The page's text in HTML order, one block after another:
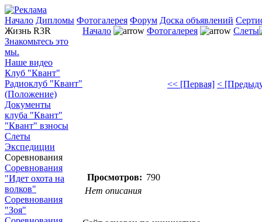
Начало Дипломы Фотогалерея Форум Доска объявлений
Жизнь R3R
Знакомьтесь это
мы.
Наше видео
Клуб "Квант"
Радиоклуб "Квант"
(Положение)
Документы
клуба "Квант"
"Квант" взносы
Слеты
Экспедиции
Соревнования
Соревнования
"Идет охота на
волков"
Соревнования
"Зоя"
Начало Фотогалерея Слеты
<< [Первая] <
Просмотров: 790
Нет описания